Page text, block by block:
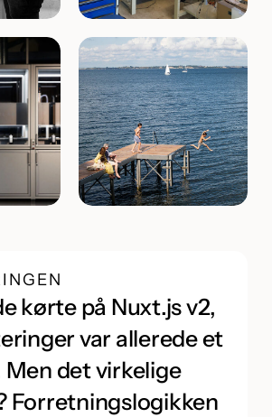
kørte på Nuxt.js v2,
var allerede et
det virkelige
Forretningslogikken